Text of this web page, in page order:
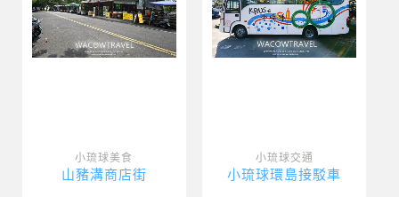
小琉球美食
山豬溝商店街
小琉球交通
小琉球環島接駁車